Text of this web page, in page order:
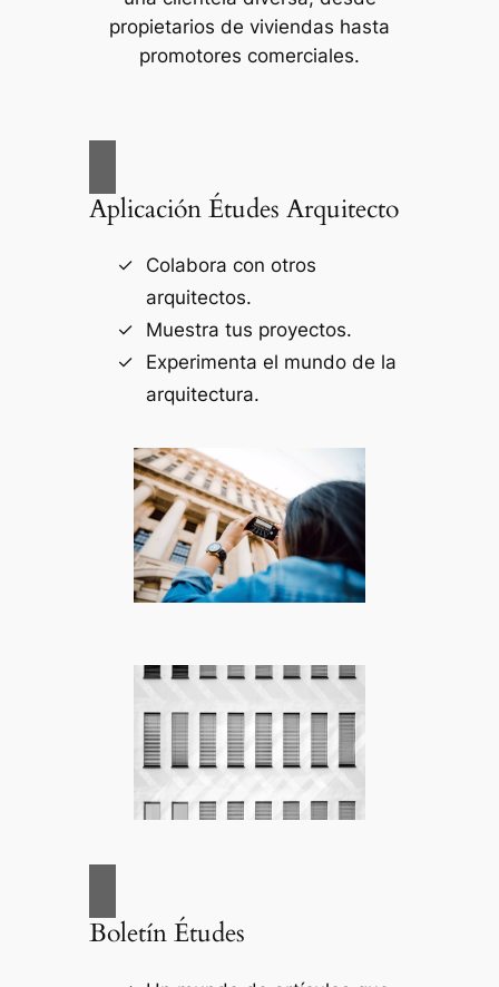
propietarios de viviendas hasta
promotores comerciales.
Aplicación Études Arquitecto
Colabora con otros
arquitectos.
Muestra tus proyectos.
Experimenta el mundo de la
arquitectura.
Boletín Études